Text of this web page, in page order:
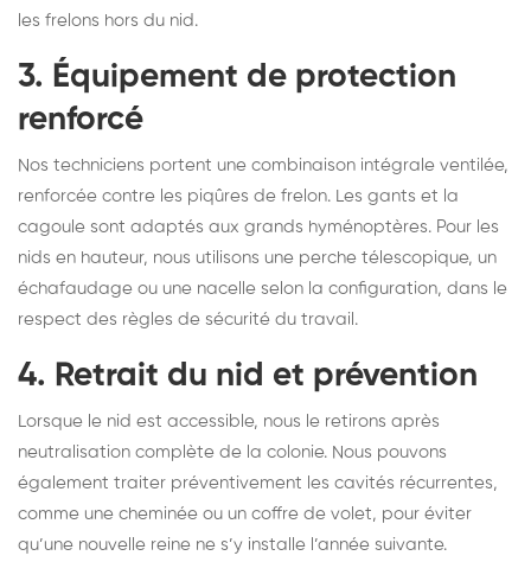
les frelons hors du nid.
3. Équipement de protection
renforcé
Nos techniciens portent une combinaison intégrale ventilée,
renforcée contre les piqûres de frelon. Les gants et la
cagoule sont adaptés aux grands hyménoptères. Pour les
nids en hauteur, nous utilisons une perche télescopique, un
échafaudage ou une nacelle selon la configuration, dans le
respect des règles de sécurité du travail.
4. Retrait du nid et prévention
Lorsque le nid est accessible, nous le retirons après
neutralisation complète de la colonie. Nous pouvons
également traiter préventivement les cavités récurrentes,
comme une cheminée ou un coffre de volet, pour éviter
qu’une nouvelle reine ne s’y installe l’année suivante.